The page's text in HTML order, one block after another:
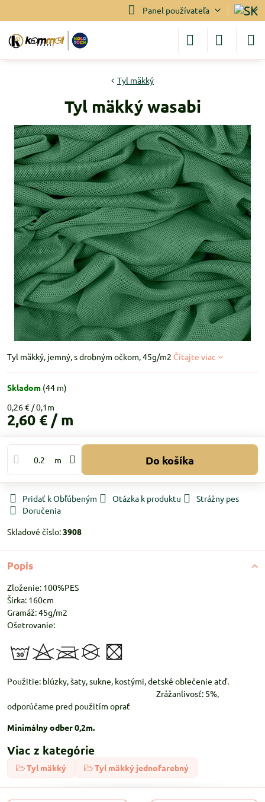
Panel používateľa
Tyl mäkký
Tyl mäkký wasabi
Tyl mäkký, jemný, s drobným očkom, 45g/m2 Čítajte viac
Skladom (44 m)
0,26 €
2,60 € / m
m Do košíka
Pridať k Obľúbeným Otázka k produktu
Strážny pes
Doručenia
Skladové číslo:3908
Popis
Zloženie: 100%PES
Šírka: 160cm
Gramáž: 45g/m2
Ošetrovanie:
Použitie: blúzky, šaty, sukne, kostými, detské oblečenie atď.
Zrážanlivosť: 5%,
odporúčame pred použitím oprať
Minimálny odber 0,2m.
Viac z kategórie
Tyl mäkký Tyl mäkký jednofarebný